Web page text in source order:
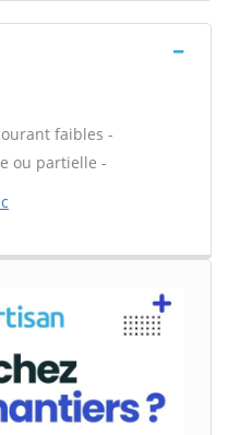
faibles -
ou partielle -